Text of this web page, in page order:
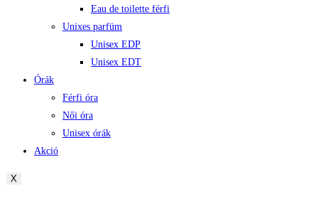
Eau de toilette férfi
Unixes parfüm
Unisex EDP
Unisex EDT
Órák
Férfi óra
Női óra
Unisex órák
Akció
X